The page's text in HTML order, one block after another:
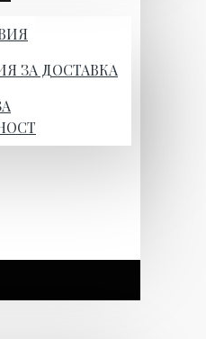
ЗА ДОСТАВКА